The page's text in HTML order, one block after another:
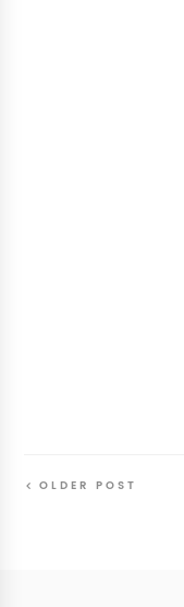
OLDER POST